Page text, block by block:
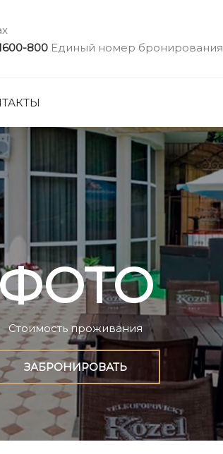
800 Единый номер бронирования
Стоимость проживания
ЗАБРОНИРОВАТЬ